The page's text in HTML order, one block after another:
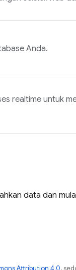
Anda.
realtime untuk
data dan
Attribution 4.0,